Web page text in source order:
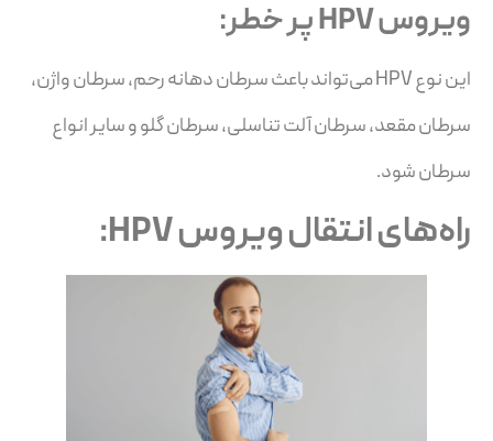
ویروس HPV پر خطر:
این نوع HPV می‌تواند باعث سرطان دهانه رحم، سرطان واژن،
سرطان مقعد، سرطان آلت تناسلی، سرطان گلو و سایر انواع
سرطان شود.
راه‌های انتقال ویروس HPV: